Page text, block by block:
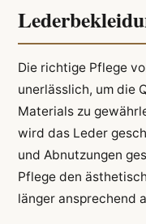
Die richtige Pflege
unerlässlich, um die
Materials zu
wird das Leder
und Abnutzungen
Pflege den
länger ansprechend